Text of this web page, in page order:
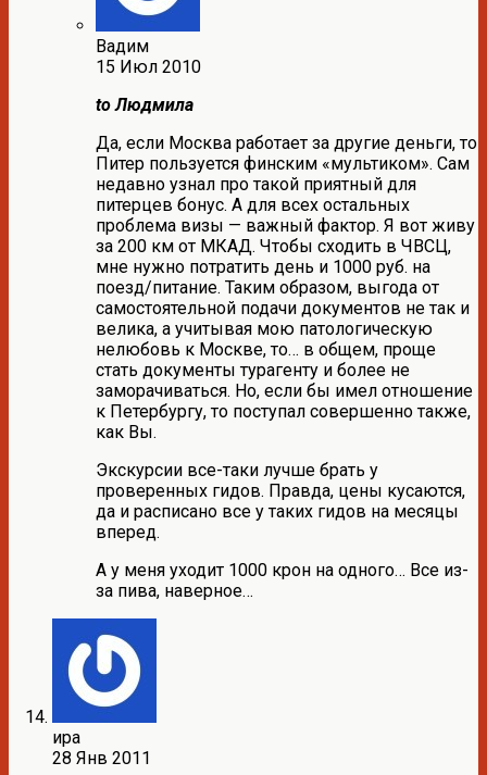
Вадим
15 Июл 2010
to Людмила
Да, если Москва работает за другие деньги, то
Питер пользуется финским «мультиком». Сам
недавно узнал про такой приятный для
питерцев бонус. А для всех остальных
проблема визы — важный фактор. Я вот живу
за 200 км от МКАД. Чтобы сходить в ЧВСЦ,
мне нужно потратить день и 1000 руб. на
поезд/питание. Таким образом, выгода от
самостоятельной подачи документов не так и
велика, а учитывая мою патологическую
нелюбовь к Москве, то… в общем, проще
стать документы турагенту и более не
заморачиваться. Но, если бы имел отношение
к Петербургу, то поступал совершенно также,
как Вы.
Экскурсии все-таки лучше брать у
проверенных гидов. Правда, цены кусаются,
да и расписано все у таких гидов на месяцы
вперед.
А у меня уходит 1000 крон на одного… Все из-
за пива, наверное…
ира
28 Янв 2011